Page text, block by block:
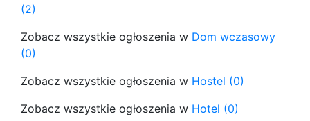
(2)
Zobacz wszystkie ogłoszenia w Dom wczasowy
(0)
Zobacz wszystkie ogłoszenia w Hostel (0)
Zobacz wszystkie ogłoszenia w Hotel (0)